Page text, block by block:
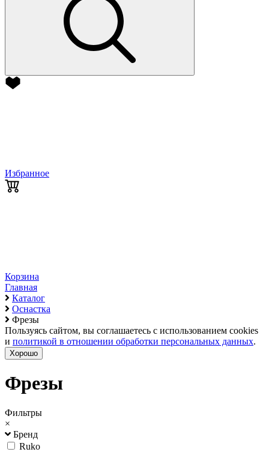
Избранное
Корзина
Главная
Каталог
Оснастка
Фрезы
Пользуясь сайтом, вы соглашаетесь с использованием cookies
и политикой в отношении обработки персональных данных.
Хорошо
Фрезы
Фильтры
×
Бренд
Ruko